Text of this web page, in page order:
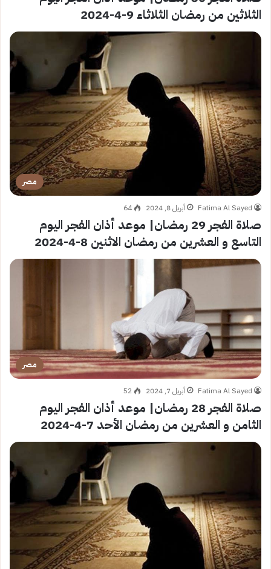
الثلاثين من رمضان الثلاثاء 9-4-2024
مصر
Fatima Al Sayed أبريل 8, 2024 64
صلاة الفجر 29 رمضان| موعد أذان الفجر اليوم
التاسع و العشرين من رمضان الاثنين 8-4-2024
مصر
Fatima Al Sayed أبريل 7, 2024 52
صلاة الفجر 28 رمضان| موعد أذان الفجر اليوم
الثامن و العشرين من رمضان الأحد 7-4-2024